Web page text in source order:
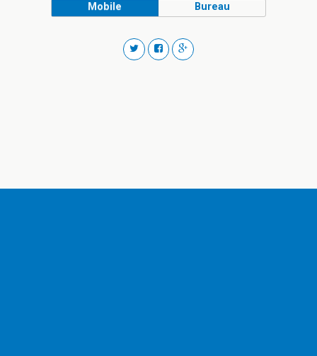
Mobile Bureau